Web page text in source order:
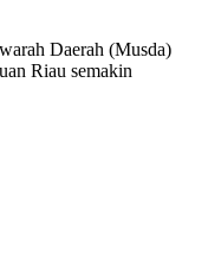
Daerah (Musda)
Riau semakin